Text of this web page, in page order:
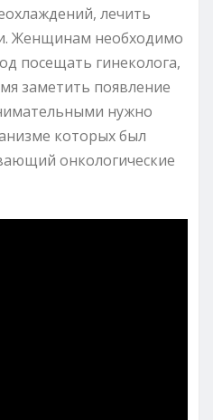
лечить
Женщинам необходимо
посещать гинеколога,
заметить появление
нужно
которых был
онкологические